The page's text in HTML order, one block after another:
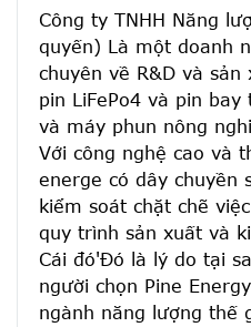
Công ty TNHH Năng
quyến) Là một doanh
chuyên về R&D và
pin LiFePo4 và pin bay
và máy phun nông
Với công nghệ cao và
energe có dây chuyền
kiểm soát chặt chẽ
quy trình sản xuất và
Cái đó'Đó là lý do tại
người chọn Pine
ngành năng lượng thế